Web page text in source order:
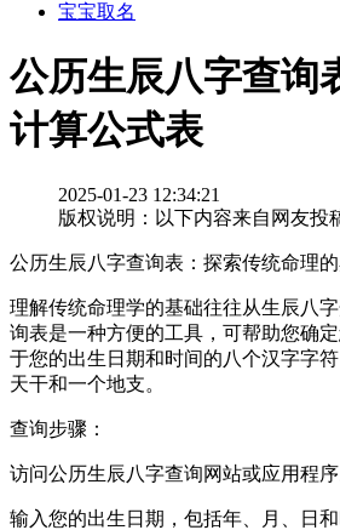
宝宝取名
公历生辰八字查询
计算公式表
2025-01-23 12:34:21
版权说明：以下内容来自网友投
公历生辰八字查询表：探索传统命理
理解传统命理学的基础往往从生辰八
询表是一种方便的工具，可帮助您确
于您的出生日期和时间的八个汉字字
天干和一个地支。
查询步骤：
访问公历生辰八字查询网站或应用程序
输入您的出生日期，包括年、月、日和